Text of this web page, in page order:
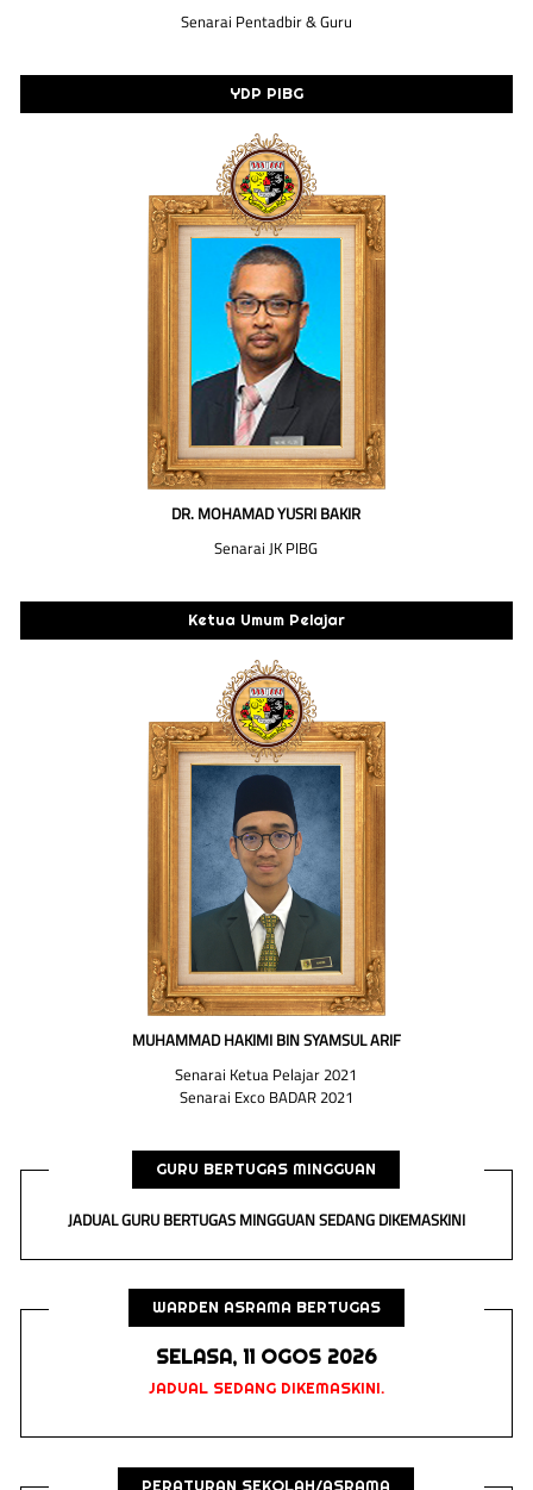
Senarai Pentadbir & Guru
YDP PIBG
DR. MOHAMAD YUSRI BAKIR
Senarai JK PIBG
Ketua Umum Pelajar
MUHAMMAD HAKIMI BIN SYAMSUL ARIF
Senarai Ketua Pelajar 2021
Senarai Exco BADAR 2021
GURU BERTUGAS MINGGUAN
JADUAL GURU BERTUGAS MINGGUAN SEDANG DIKEMASKINI
WARDEN ASRAMA BERTUGAS
SELASA, 11 OGOS 2026
JADUAL SEDANG DIKEMASKINI.
PERATURAN SEKOLAH/ASRAMA